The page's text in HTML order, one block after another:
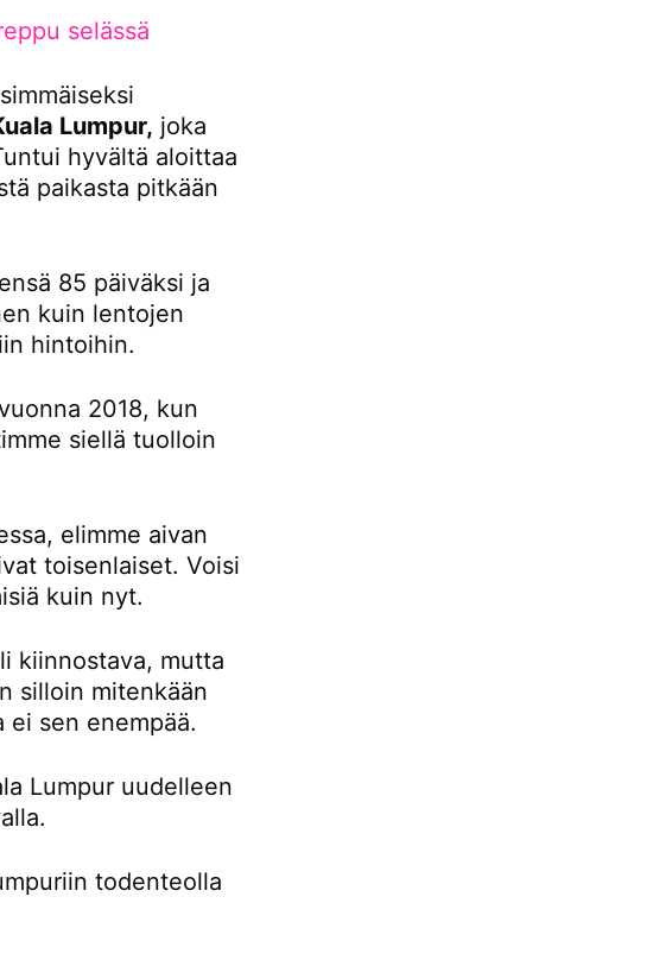
selässä
Lumpur, joka
hyvältä aloittaa
paikasta pitkään
85 päiväksi ja
kuin lentojen
hintoihin.
2018, kun
siellä tuolloin
elimme aivan
toisenlaiset. Voisi
kuin nyt.
kiinnostava, mutta
silloin mitenkään
sen enempää.
Lumpur uudelleen
todenteolla